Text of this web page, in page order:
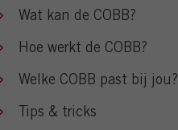
Wat kan de COBB?
Hoe werkt de COBB?
Welke COBB past bij jou?
Tips & tricks